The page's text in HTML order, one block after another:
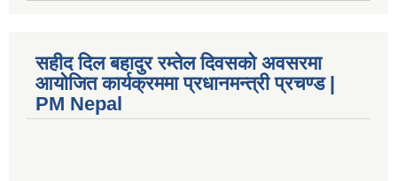
सहीद दिल बहादुर रम्तेल दिवसको अवसरमा
आयोजित कार्यक्रममा प्रधानमन्त्री प्रचण्ड |
PM Nepal